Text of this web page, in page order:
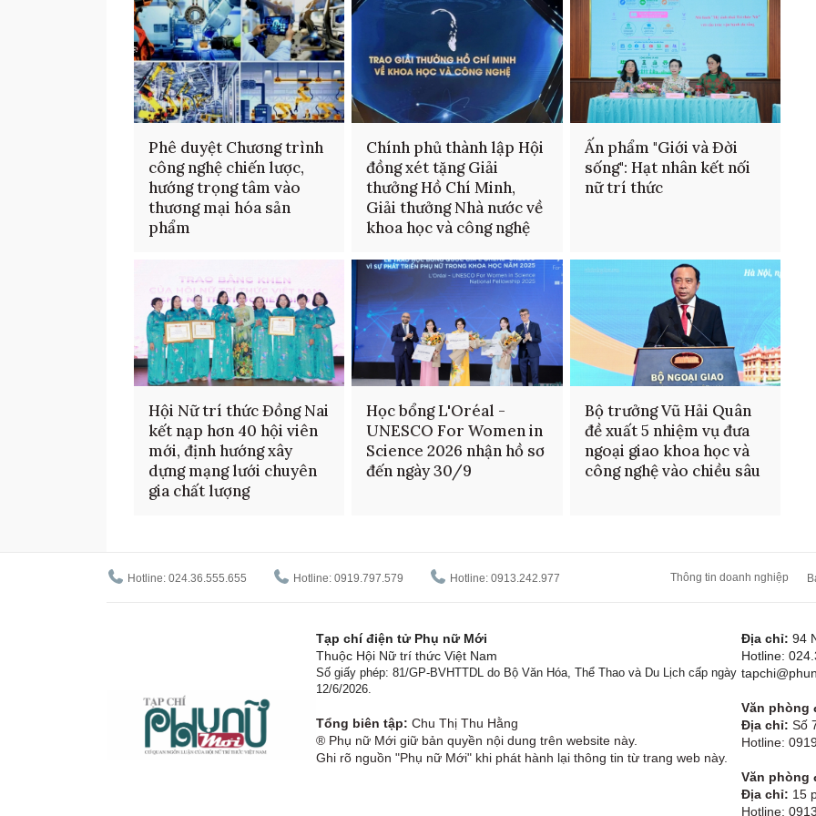
Phê duyệt Chương trình
công nghệ chiến lược,
hướng trọng tâm vào
thương mại hóa sản
phẩm
Chính phủ thành lập Hội
đồng xét tặng Giải
thưởng Hồ Chí Minh,
Giải thưởng Nhà nước về
khoa học và công nghệ
Ấn phẩm "Giới và Đời
sống": Hạt nhân kết nối
nữ trí thức
Hội Nữ trí thức Đồng Nai
kết nạp hơn 40 hội viên
mới, định hướng xây
dựng mạng lưới chuyên
gia chất lượng
Học bổng L'Oréal -
UNESCO For Women in
Science 2026 nhận hồ sơ
đến ngày 30/9
Bộ trưởng Vũ Hải Quân
đề xuất 5 nhiệm vụ đưa
ngoại giao khoa học và
công nghệ vào chiều sâu
Hotline: 024.36.555.655 Hotline: 0919.797.579 Hotline: 0913.242.977 Thông tin doanh nghiệp
Tạp chí điện tử Phụ nữ Mới
Thuộc Hội Nữ trí thức Việt Nam
Số giấy phép: 81/GP-BVHTTDL do Bộ Văn Hóa, Thể Thao và Du Lịch cấp ngày
12/6/2026.
Tổng biên tập: Chu Thị Thu Hằng
® Phụ nữ Mới giữ bản quyền nội dung trên website này.
Ghi rõ nguồn "Phụ nữ Mới" khi phát hành lại thông tin từ trang web này.
Địa chỉ: 94
Hotline:
Văn phòng
Địa chỉ: Số
Hotline:
Văn phòng
Địa chỉ: 15
Hotline: